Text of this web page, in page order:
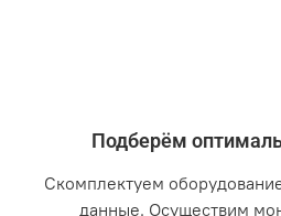
Подберём
Скомплектуем
данные. Осуществим